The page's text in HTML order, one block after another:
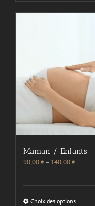
Maman / Enfants
90,00€– 140,00€
Choix des options